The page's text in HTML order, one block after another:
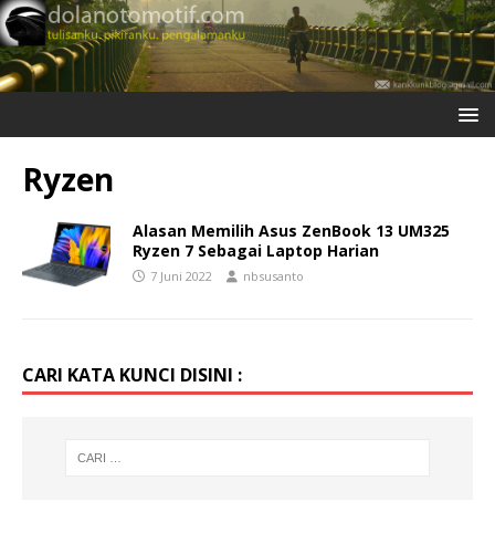
Ryzen
Alasan Memilih Asus ZenBook 13 UM325
Ryzen 7 Sebagai Laptop Harian
7 Juni 2022 nbsusanto
CARI KATA KUNCI DISINI :